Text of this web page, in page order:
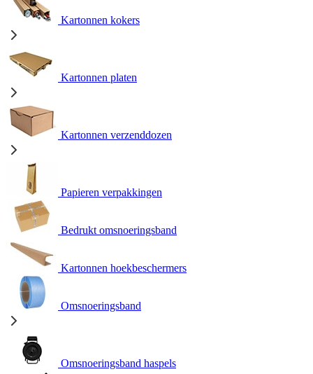
Kartonnen kokers
Kartonnen platen
Kartonnen verzenddozen
Papieren verpakkingen
Bedrukt omsnoeringsband
Kartonnen hoekbeschermers
Omsnoeringsband
Omsnoeringsband haspels